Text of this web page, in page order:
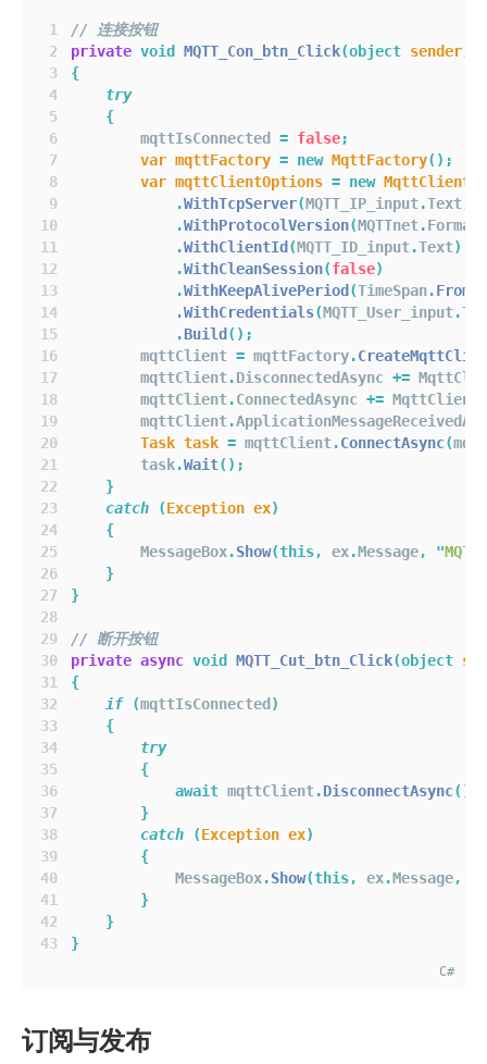
// 连接按钮
private void MQTT_Con_btn_Click(object sender,
{
try
{
        mqttIsConnected
= false;
var mqttFactory = new MqttFactory();
var mqttClientOptions = new
.WithTcpServer(MQTT_IP_input.Text,
.WithProtocolVersion(MQTTnet.
.WithClientId (MQTT_ID_input.Text)
.WithCleanSession(false)
.WithKeepAlivePeriod (TimeSpan.
.WithCredentials(MQTT_User_input.
.Build ();
        mqttClient
= mqttFactory.
        mqttClient
.DisconnectedAsync +=
        mqttClient
.ConnectedAsync +=
        mqttClient
.
Task task = mqttClient.ConnectAsync(
        task
.Wait();
}
catch
(Exception ex)
{
        MessageBox
.Show(this, ex.Message, "
}
}
// 断开按钮
private async void MQTT_Cut_btn_Click(object
{
if
(mqttIsConnected )
{
try
{
await mqttClient.DisconnectAsync();
}
catch
(Exception ex)
{
            MessageBox
.Show(this, ex.Message,
}
}
}
C#
订阅与发布